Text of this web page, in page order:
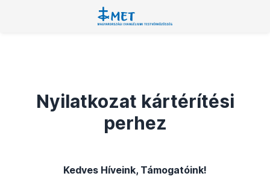
Nyilatkozat kártérítési
perhez
Kedves Híveink, Támogatóink!